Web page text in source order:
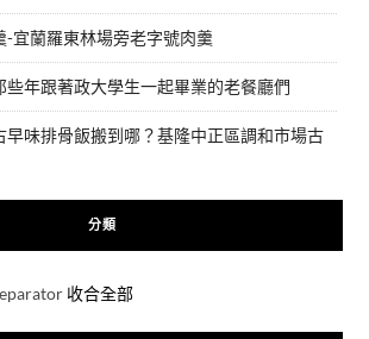
-宜蘭羅東林場旁老字號肉羹
些年跟著政大學生一起畢業的老餐廳們
早味排骨飯搬到哪？基隆中正區調和市場古
分類
收合全部